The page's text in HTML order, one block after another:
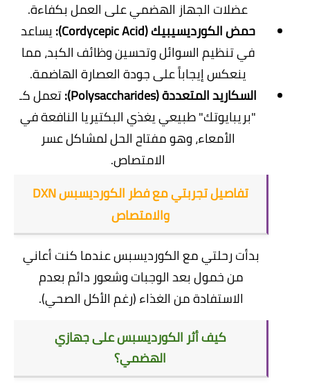
عضلات الجهاز الهضمي على العمل بكفاءة.
حمض الكورديسيبيك (Cordycepic Acid):
يساعد
في تنظيم السوائل وتحسين وظائف الكبد، مما
ينعكس إيجاباً على جودة العصارة الهاضمة.
السكاريد المتعددة (Polysaccharides):
تعمل كـ
"بريبايوتك" طبيعي يغذي البكتيريا النافعة في
الأمعاء، وهو مفتاح الحل لمشاكل عسر
الامتصاص.
​تفاصيل تجربتي مع فطر الكورديسبس DXN
والامتصاص
​بدأت رحلتي مع الكورديسبس عندما كنت أعاني
من خمول بعد الوجبات وشعور دائم بعدم
الاستفادة من الغذاء (رغم الأكل الصحي).
​كيف أثر الكورديسبس على جهازي
الهضمي؟